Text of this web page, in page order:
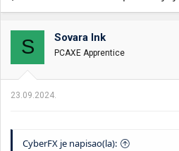
S Sovara Ink
PCAXE Apprentice
23.09.2024.
CyberFX je napisao(la):